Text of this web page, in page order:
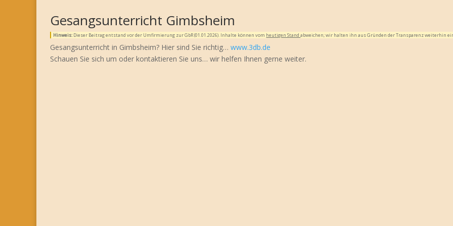
Gesangsunterricht Gimbsheim
Hinweis: Dieser Beitrag entstand vor der Umfirmierung zur GbR (01.01.2026). Inhalte können vom heutigen Standabweichen; wir halten ihn aus Gründen der Transparenz weiterhin
Gesangsunterricht in Gimbsheim? Hier sind Sie richtig…www.3db.de
Schauen Sie sich um oder kontaktieren Sie uns… wir helfen Ihnen gerne weiter.